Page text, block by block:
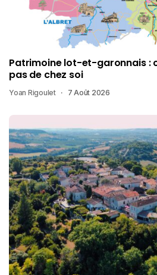
Patrimoine lot-et-garonnais :
pas de chez soi
Yoan Rigoulet 7 Août 2026